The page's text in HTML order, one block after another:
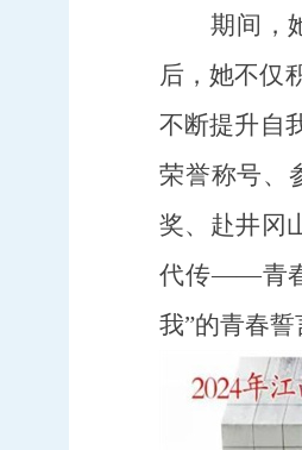
期间，
后，她不仅
不断提升自
荣誉称号、
奖、赴井冈
代传——青
我”的青春誓